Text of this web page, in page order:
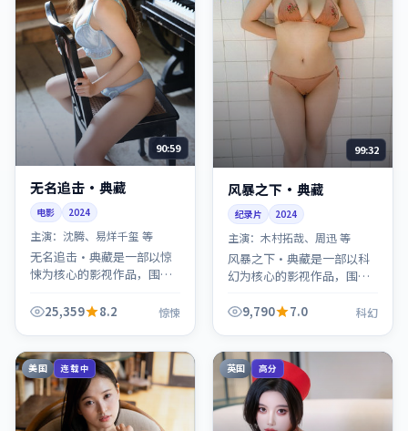
90:59
无名追击·典藏
电影 2024
主演： 沈腾、易烊千玺 等
无名追击·典藏是一部以惊
悚为核心的影视作品，围绕
开，整体节奏紧凑，值得推
25,359 8.2 惊悚
99:32
风暴之下·典藏
纪录片 2024
主演：木村拓哉、周迅 等
风暴之下·典藏是一部以科
幻为核心的影视作品，围绕
开，整体节奏紧凑，值得推
9,790 7.0 科幻
美国 连载中 英国 高分